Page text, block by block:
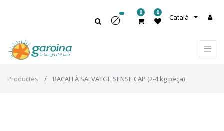
Català
0 0
Productes BACALLÀ SALVATGE SENSE CAP (2-4 kg peça)